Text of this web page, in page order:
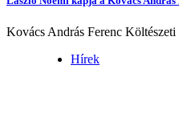
Kovács András Ferenc
Hírek